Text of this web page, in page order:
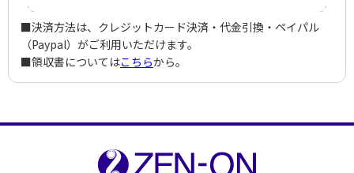
■決済方法は、クレジットカード決済・代金引換・ペイパル
（Paypal）がご利用いただけます。
■領収書についてはこちらから。